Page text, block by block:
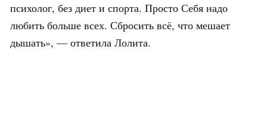
психолог, без диет и спорта. Просто Себя надо
любить больше всех. Сбросить всё, что мешает
дышать», — ответила Лолита.